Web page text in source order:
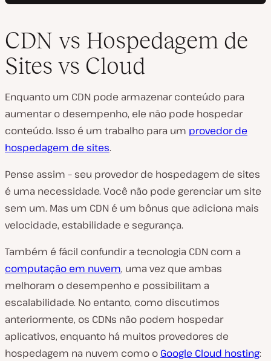
CDN vs Hospedagem de
Sites vs Cloud
Enquanto um CDN pode armazenarconteúdo para
aumentar o desempenho, ele não pode hospedar
conteúdo. Isso é um trabalho para um provedor de
hospedagem de sites.
Pense assim – seu provedor de hospedagem de sites
é uma necessidade. Você não pode gerenciar um site
sem um. Mas um CDN é um bônus que adiciona mais
velocidade, estabilidade e segurança.
Também é fácil confundir a tecnologia CDN com a
computação em nuvem, uma vez que ambas
melhoram o desempenho e possibilitam a
escalabilidade. No entanto, como discutimos
anteriormente, os CDNs não podem hospedar
aplicativos, enquanto há muitos provedores de
hospedagem na nuvem como o Google Cloud hosting: